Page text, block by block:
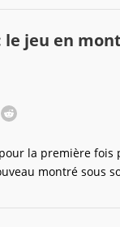
le jeu en
la première fois
montré sous